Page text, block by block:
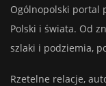
Ogólnopolski portal
Polski i świata. Od
szlaki i podziemia,
Rzetelne relacje,